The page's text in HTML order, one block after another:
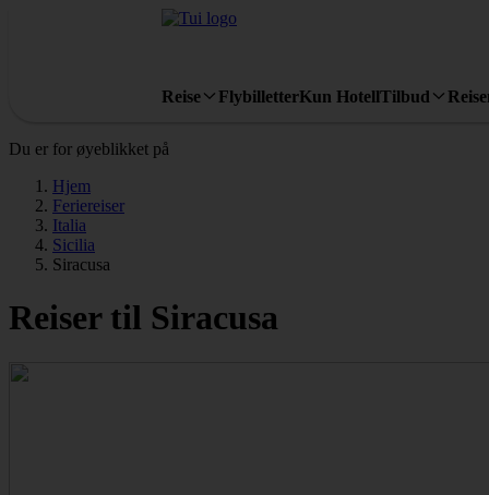
Reise FlybilletterKun HotellTilbud
Du er for øyeblikket på
Hjem
Feriereiser
Italia
Sicilia
Siracusa
Reiser til Siracusa